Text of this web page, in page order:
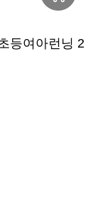
등여아런닝 2